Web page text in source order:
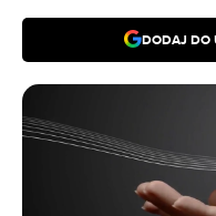
DODAJ DO